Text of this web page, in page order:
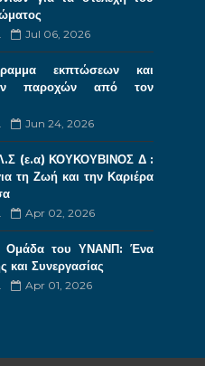
Jul 06, 2026
εκπτώσεων και
παροχών από τον
Jun 24, 2026
(ε.α) ΚΟΥΚΟΥΒΙΝΟΣ Δ :
τη Ζωή και την Καριέρα
Apr 02, 2026
Ομάδα του ΥΝΑΝΠ: Ένα
και Συνεργασίας
Apr 01, 2026